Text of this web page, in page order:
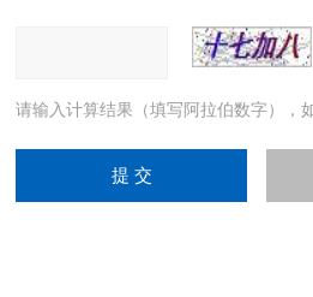
请输入计算结果（填写阿拉伯数字），